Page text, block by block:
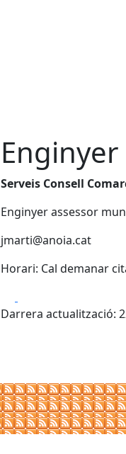
Serveis Consell
Enginyer assessor
jmarti@anoia.cat
Horari: Cal demanar
Darrera actualització: